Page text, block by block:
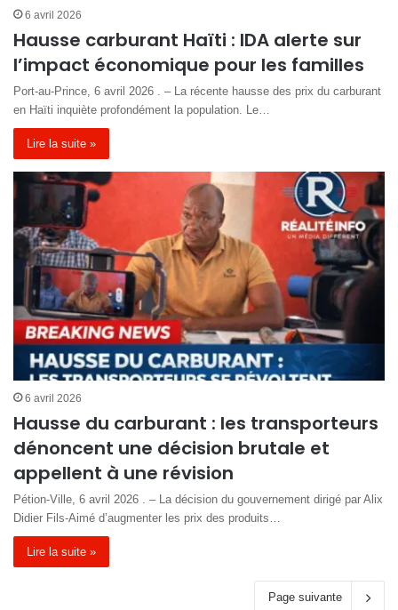
6 avril 2026
Hausse carburant Haïti : IDA alerte sur
l’impact économique pour les familles
Port-au-Prince, 6 avril 2026 . – La récente hausse des prix du carburant
en Haïti inquiète profondément la population. Le…
Lire la suite »
6 avril 2026
Hausse du carburant : les transporteurs
dénoncent une décision brutale et
appellent à une révision
Pétion-Ville, 6 avril 2026 . – La décision du gouvernement dirigé par Alix
Didier Fils-Aimé d’augmenter les prix des produits…
Lire la suite »
Page suivante